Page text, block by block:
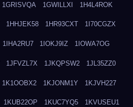
1GRISVQA 1GWILLXI 1H4L4ROK
1HHJEK58 1HR93CXT 1I70CGZX
1IHA2RU7 1IOKJ9IZ 1IOWA7OG
1JFVZL7X 1JKQPSW2 1JL35ZZ0
1K1OOBX2 1KJONM1Y 1KJVH227
1KUB22OP 1KUC7YQ5 1KVUSEU1